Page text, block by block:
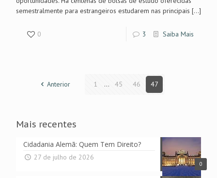
semestralmente para estrangeiros estudarem nas principais […]
0 3 Saiba Mais
Anterior 1 ... 45 46 47
Mais recentes
0
Cidadania Alemã: Quem Tem Direito?
27 de julho de 2026